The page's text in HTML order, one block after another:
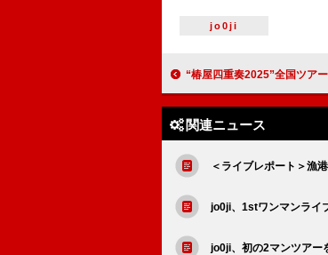
jo0ji
“椿屋四重奏2025”全国ツアー開
関連ニュース
＜ライブレポート＞漁
jo0ji、1stワンマンライ
jo0ji、初の2マンツアー